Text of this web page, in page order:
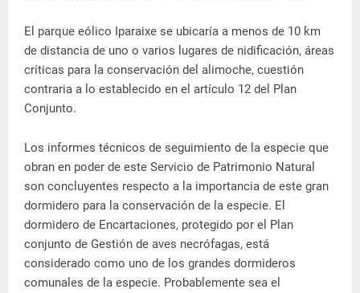
El parque eólico Iparaixe se ubicaría a menos de 10 km
de distancia de uno o varios lugares de nidificación, áreas
críticas para la conservación del alimoche, cuestión
contraria a lo establecido en el artículo 12 del Plan
Conjunto.
Los informes técnicos de seguimiento de la especie que
obran en poder de este Servicio de Patrimonio Natural
son concluyentes respecto a la importancia de este gran
dormidero para la conservación de la especie. El
dormidero de Encartaciones, protegido por el Plan
conjunto de Gestión de aves necrófagas, está
considerado como uno de los grandes dormideros
comunales de la especie. Probablemente sea el